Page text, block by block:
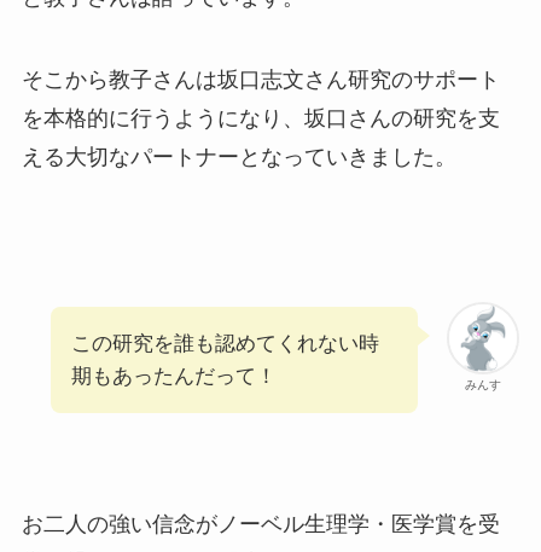
そこから教子さんは坂口志文さん研究のサポート
を本格的に行うようになり、坂口さんの研究を支
える大切なパートナーとなっていきました。
みんす
この研究を誰も認めてくれない時
期もあったんだって！
お二人の強い信念がノーベル生理学・医学賞を受